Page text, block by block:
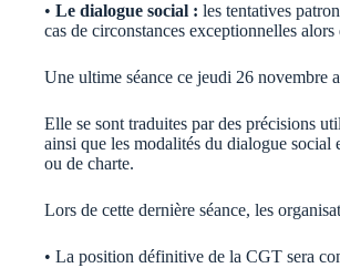
• Le dialogue social : les tentatives
cas de circonstances exceptionnelles
Une ultime séance ce jeudi 26 novembre
Elle se sont traduites par des précisions
ainsi que les modalités du dialogue social
ou de charte.
Lors de cette dernière séance, les
• La position définitive de la CGT sera